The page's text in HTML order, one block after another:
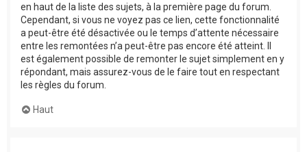
en haut de la liste des sujets, à la première page du forum.
Cependant, si vous ne voyez pas ce lien, cette fonctionnalité
a peut-être été désactivée ou le temps d’attente nécessaire
entre les remontées n’a peut-être pas encore été atteint. Il
est également possible de remonter le sujet simplement en y
répondant, mais assurez-vous de le faire tout en respectant
les règles du forum.
Haut